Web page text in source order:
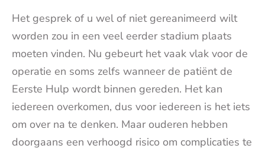
Het gesprek of u wel of niet gereanimeerd wilt
worden zou in een veel eerder stadium plaats
moeten vinden. Nu gebeurt het vaak vlak voor de
operatie en soms zelfs wanneer de patiënt de
Eerste Hulp wordt binnen gereden. Het kan
iedereen overkomen, dus voor iedereen is het iets
om over na te denken. Maar ouderen hebben
doorgaans een verhoogd risico om complicaties te